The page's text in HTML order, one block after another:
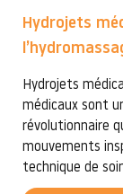
Hydrojets
Hydrojets
médicaux sont
révolutionnaire
mouvements
technique de